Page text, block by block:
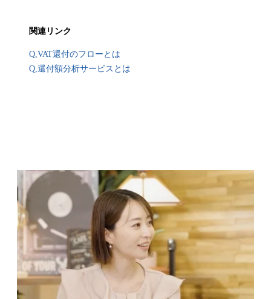
関連リンク
Q,VAT還付のフローとは
Q,還付額分析サービスとは